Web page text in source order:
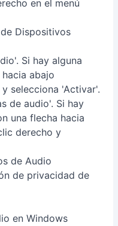
Dispositivos
Si hay alguna
abajo
selecciona 'Activar'.
de Audio
de privacidad de
en Windows